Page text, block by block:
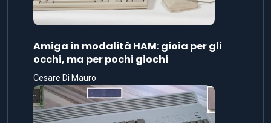
Amiga in modalità HAM: gioia per gli
occhi, ma per pochi giochi
Cesare Di Mauro